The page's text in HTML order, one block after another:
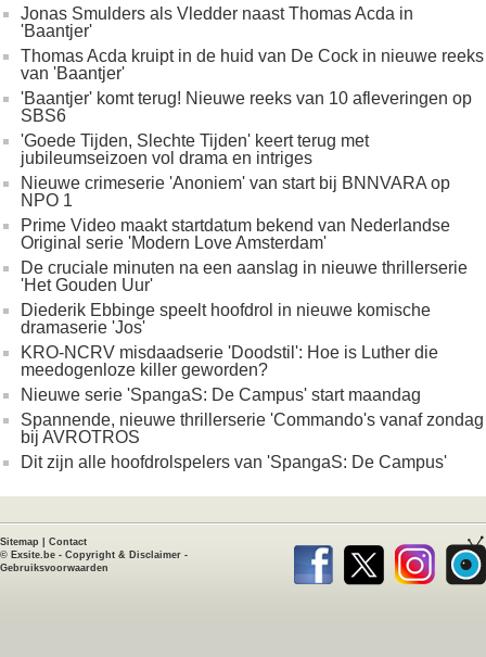
Jonas Smulders als Vledder naast Thomas Acda in
'Baantjer'
Thomas Acda kruipt in de huid van De Cock in nieuwe reeks
van 'Baantjer'
'Baantjer' komt terug! Nieuwe reeks van 10 afleveringen op
SBS6
'Goede Tijden, Slechte Tijden' keert terug met
jubileumseizoen vol drama en intriges
Nieuwe crimeserie 'Anoniem' van start bij BNNVARA op
NPO 1
Prime Video maakt startdatum bekend van Nederlandse
Original serie 'Modern Love Amsterdam'
De cruciale minuten na een aanslag in nieuwe thrillerserie
'Het Gouden Uur'
Diederik Ebbinge speelt hoofdrol in nieuwe komische
dramaserie 'Jos'
KRO-NCRV misdaadserie 'Doodstil': Hoe is Luther die
meedogenloze killer geworden?
Nieuwe serie 'SpangaS: De Campus' start maandag
Spannende, nieuwe thrillerserie 'Commando's vanaf zondag
bij AVROTROS
Dit zijn alle hoofdrolspelers van 'SpangaS: De Campus'
Sitemap
Contact
© Exsite.be - Copyright & Disclaimer -
Gebruiksvoorwaarden